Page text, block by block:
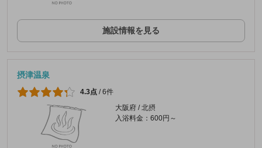
施設情報を見る
摂津温泉
4.3点 /6件
大阪府 / 北摂
入浴料金：600円～